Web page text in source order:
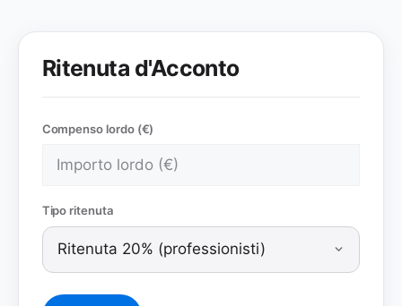
Ritenuta d'Acconto
Compenso lordo (€)
Tipo ritenuta